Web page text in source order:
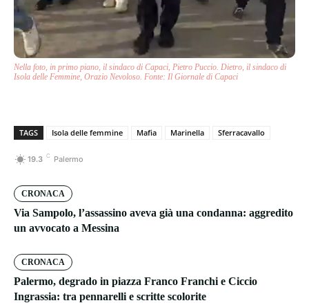
Nella foto, in primo piano, il sindaco di Capaci, Pietro Puccio. Dietro, il sindaco di
Isola delle Femmine, Orazio Nevoloso. Fonte: Il Giornale di Capaci
TAGS Isola delle femmine Mafia Marinella Sferracavallo
19.3 C Palermo
CRONACA
Via Sampolo, l’assassino aveva già una condanna: aggredito
un avvocato a Messina
CRONACA
Palermo, degrado in piazza Franco Franchi e Ciccio
Ingrassia: tra pennarelli e scritte scolorite